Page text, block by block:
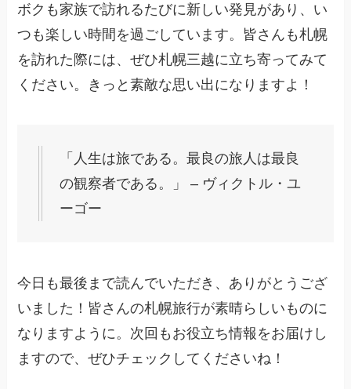
ボクも家族で訪れるたびに新しい発見があり、い
つも楽しい時間を過ごしています。皆さんも札幌
を訪れた際には、ぜひ札幌三越に立ち寄ってみて
ください。きっと素敵な思い出になりますよ！
「人生は旅である。最良の旅人は最良
の観察者である。」 – ヴィクトル・ユ
ーゴー
今日も最後まで読んでいただき、ありがとうござ
いました！皆さんの札幌旅行が素晴らしいものに
なりますように。次回もお役立ち情報をお届けし
ますので、ぜひチェックしてくださいね！